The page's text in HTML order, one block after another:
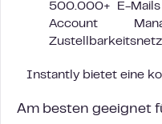
500.000+ E-
Account
Instantly bietet eine
Am besten geeignet